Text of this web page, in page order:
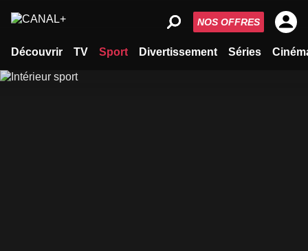
Découvrir TV Sport Divertissement Séries
NOS OFFRES